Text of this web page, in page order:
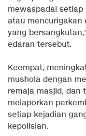
mewaspadai
atau mencurigakan
yang
edaran tersebut.
Keempat,
mushola dengan
remaja masjid, dan
melaporkan
setiap kejadian
kepolisian.